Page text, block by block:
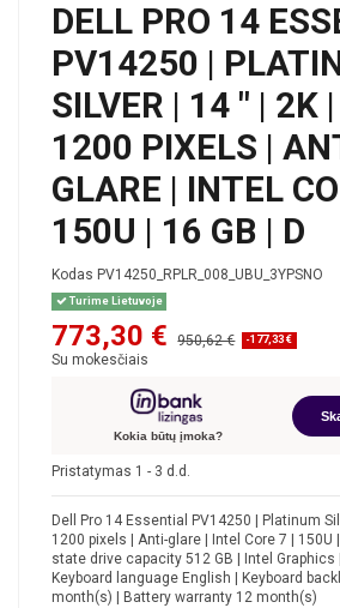
DELL PRO 14
PV14250 |
SILVER | 14 " | 2K
1200 PIXELS |
GLARE | INTEL
150U | 16 GB | D
Kodas PV14250_RPLR_008_UBU_3YPSNO
Turime Lietuvoje
773,30 € 950,62 € -177,33 €
Su mokesčiais
Kokia būtų įmoka?
Pristatymas 1 - 3 d.d.
Dell Pro 14 Essential PV14250 | Platinum
1200 pixels | Anti-glare | Intel Core 7 | 150U
state drive capacity 512 GB | Intel Graphics
Keyboard language English | Keyboard
month(s) | Battery warranty 12 month(s)